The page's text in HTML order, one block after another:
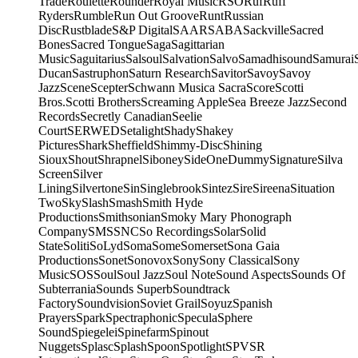
RydersRumbleRun Out GrooveRuntRussian
DiscRustbladeS&P DigitalSAARSABASackvilleSacred
BonesSacred TongueSagaSagittarian
MusicSaguitariusSalsoulSalvationSalvoSamadhisoundSamurai
DucanSastruphonSaturn ResearchSavitorSavoySavoy
JazzSceneScepterSchwann Musica SacraScoreScotti
Bros.Scotti BrothersScreaming AppleSea Breeze JazzSecond
RecordsSecretly CanadianSeelie
CourtSERWEDSetalightShadyShakey
PicturesSharkSheffieldShimmy-DiscShining
SiouxShoutShrapnelSiboneySideOneDummySignatureSilva
ScreenSilver
LiningSilvertoneSinSinglebrookSintezSireSireenaSituation
TwoSkySlashSmashSmith Hyde
ProductionsSmithsonianSmoky Mary Phonograph
CompanySMSSNCSo RecordingsSolarSolid
StateSolitiSoLydSomaSomeSomersetSona Gaia
ProductionsSonetSonovoxSonySony ClassicalSony
MusicSOSSoulSoul JazzSoul NoteSound AspectsSounds Of
SubterraniaSounds SuperbSoundtrack
FactorySoundvisionSoviet GrailSoyuzSpanish
PrayersSparkSpectraphonicSpeculaSphere
SoundSpiegeleiSpinefarmSpinout
NuggetsSplascSplashSpoonSpotlightSPVSR